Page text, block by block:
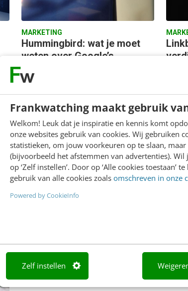
Frankwatching maakt gebruik
Welkom! Leuk dat je inspiratie en kennis komt
onze websites gebruik van cookies. Wij gebruiken
statistieken, om jouw voorkeuren op te slaan,
(bijvoorbeeld het afstemmen van advertenties).
op ‘Zelf instellen’. Door op ‘Alle cookies toestaan’
gebruik van alle cookies zoals omschreven in onze
Powered by CookieInfo
Zelf instellen
MARKETING
Hummingbird: wat je moet
weten over Google’s
Google levert met enige
regelmaat een nieuw of
vernieuwend algoritme.
Hummingbird is het recenste in
deze reeks. Op 27 september
2013 lanceerde…
Feiko Blok· 13 jaar geleden
in de
Eric